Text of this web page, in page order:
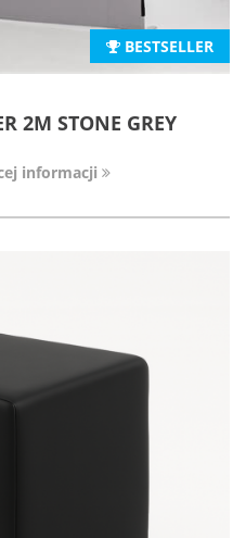
BESTSELLER
2M STONE GREY
informacji